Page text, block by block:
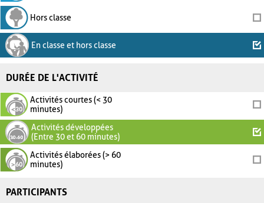
Hors classe
En classe et hors classe
DURÉE DE L'ACTIVITÉ
Activités courtes (< 30
minutes)
Activités développées
(Entre 30 et 60 minutes)
Activités élaborées (> 60
minutes)
PARTICIPANTS